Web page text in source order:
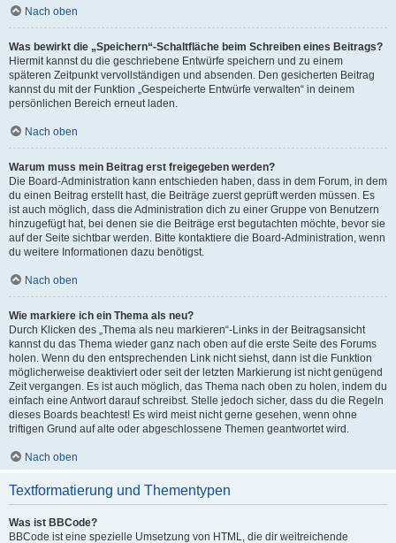
Nach oben
Was bewirkt die „Speichern“-Schaltfläche beim Schreiben eines Beitrags?
Hiermit kannst du die geschriebene Entwürfe speichern und zu einem
späteren Zeitpunkt vervollständigen und absenden. Den gesicherten Beitrag
kannst du mit der Funktion „Gespeicherte Entwürfe verwalten“ in deinem
persönlichen Bereich erneut laden.
Nach oben
Warum muss mein Beitrag erst freigegeben werden?
Die Board-Administration kann entschieden haben, dass in dem Forum, in dem
du einen Beitrag erstellt hast, die Beiträge zuerst geprüft werden müssen. Es
ist auch möglich, dass die Administration dich zu einer Gruppe von Benutzern
hinzugefügt hat, bei denen sie die Beiträge erst begutachten möchte, bevor sie
auf der Seite sichtbar werden. Bitte kontaktiere die Board-Administration, wenn
du weitere Informationen dazu benötigst.
Nach oben
Wie markiere ich ein Thema als neu?
Durch Klicken des „Thema als neu markieren“-Links in der Beitragsansicht
kannst du das Thema wieder ganz nach oben auf die erste Seite des Forums
holen. Wenn du den entsprechenden Link nicht siehst, dann ist die Funktion
möglicherweise deaktiviert oder seit der letzten Markierung ist nicht genügend
Zeit vergangen. Es ist auch möglich, das Thema nach oben zu holen, indem du
einfach eine Antwort darauf schreibst. Stelle jedoch sicher, dass du die Regeln
dieses Boards beachtest! Es wird meist nicht gerne gesehen, wenn ohne
triftigen Grund auf alte oder abgeschlossene Themen geantwortet wird.
Nach oben
Textformatierung und Thementypen
Was ist BBCode?
BBCode ist eine spezielle Umsetzung von HTML, die dir weitreichende